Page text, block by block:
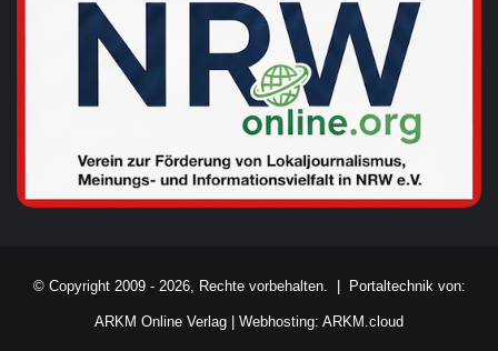
© Copyright 2009 - 2026, Rechte vorbehalten. | Portaltechnik von:
ARKM Online Verlag Webhosting: ARKM.cloud